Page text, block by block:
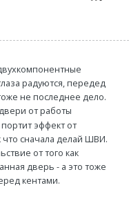
радуются, передед
не последнее дело.
от работы
эффект от
что сначала делай ШВИ.
от того как
дверь - а это тоже
кентами.